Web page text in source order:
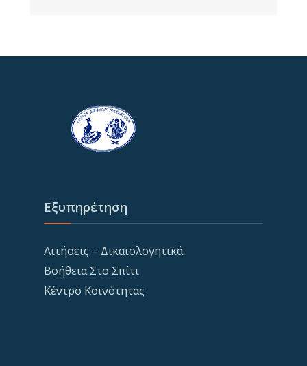
Εξυπηρέτηση
Αιτήσεις – Δικαιολογητικά
Βοήθεια Στο Σπίτι
Κέντρο Κοινότητας